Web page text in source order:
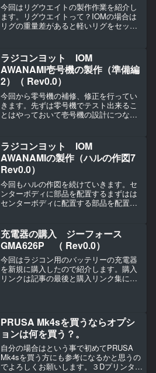
今回はリグウエイトの製作作業を紹介し
ます。リグウエイトって？IOMの場合は
リグの重量差があると軽いリグをセット
ても既定の重量を上回るようする必要が
あります。そのためにそ...
ラジコンヨット IOM
AWANAMI壱号機の製作（準備編
2）（ Rev0.0）
今回から零号機の補修、修正を行ってい
きます。先ずは零号機でテスト出来るこ
とはやっておいて壱号機の設計につなげ
レースに出られるような補強までは行い
ません。ハルの補修割れた...
ラジコンヨット IOM
AWANAMIの製作（ハルの作図7
Rev0.0）
今回もハルの作図を続けていきます。セ
ンターボディに部品を配置するまずはは
センターボディに配置する部品を配置し
クリックで”新しいタブで開く”で拡大表示
出来ます。スマホだと...
充電器の購入 ジーフォース
GMA626P （ Rev0.0）
今回はラジコン用のバッテリーの充電器
を新規に購入したので紹介します。購入
リンクは記事の最後と購入リンク集にあ
PRUSA Mk4sを買うならオプシ
ョンは何を買う？。
自分の場合はという事で初めてPRUSA
Mk4sを買う方にも参考になるかと思うの
でよろしくお願いします。３Dプリンター